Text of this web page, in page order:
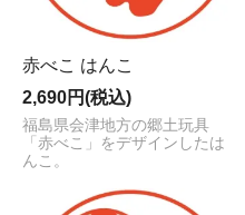
赤べこ はんこ
2,690円(税込)
福島県会津地方の郷土玩具
「赤べこ」をデザインしたは
んこ。